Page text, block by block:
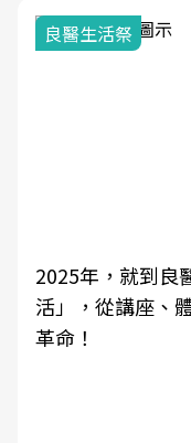
良醫生活祭
2025年，就到良
活」，從講座、
革命！